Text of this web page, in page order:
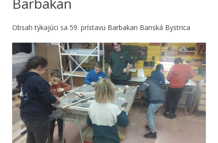
Obsah týkajúci sa 59. prístavu Barbakan Banská Bystrica